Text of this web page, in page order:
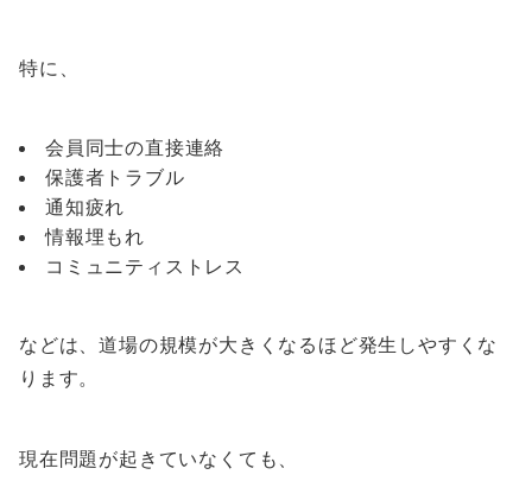
特に、
会員同士の直接連絡
保護者トラブル
通知疲れ
情報埋もれ
コミュニティストレス
などは、道場の規模が大きくなるほど発生しやすくな
ります。
現在問題が起きていなくても、